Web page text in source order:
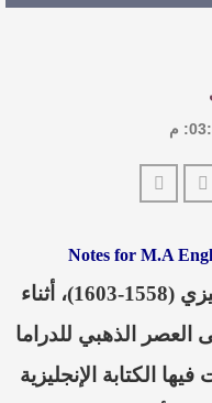
Notes for M.A
العصر الإليزابيثي في الأدب الإنجليزي (1558-1603)، أثناء
العصر الذهبي للدراما
الكتابة الإنجليزية